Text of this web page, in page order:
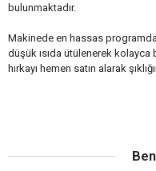
bulunmaktadır.
Makinede en hassas
düşük ısıda ütülenerek kolayca
hırkayı hemen satın alarak